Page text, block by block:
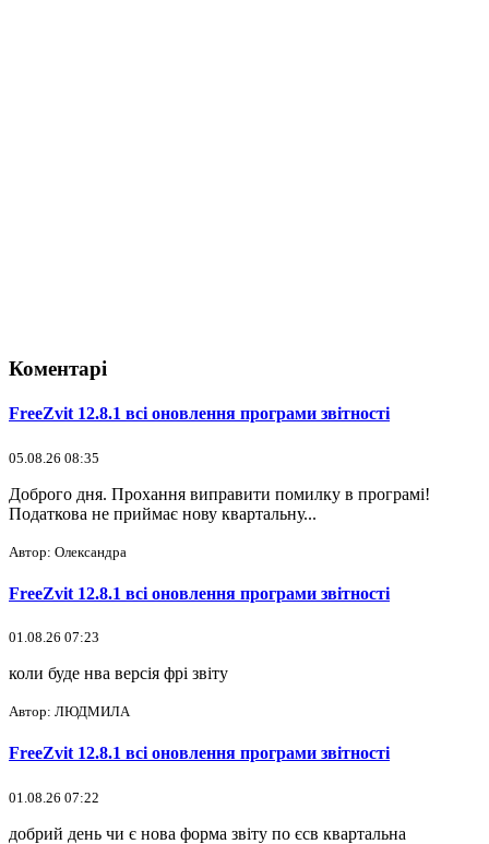
Коментарі
FreeZvit 12.8.1 всі оновлення програми звітності
05.08.26 08:35
Доброго дня. Прохання виправити помилку в програмі!
Податкова не приймає нову квартальну...
Автор: Олександра
FreeZvit 12.8.1 всі оновлення програми звітності
01.08.26 07:23
коли буде нва версія фрі звіту
Автор: ЛЮДМИЛА
FreeZvit 12.8.1 всі оновлення програми звітності
01.08.26 07:22
добрий день чи є нова форма звіту по єсв квартальна